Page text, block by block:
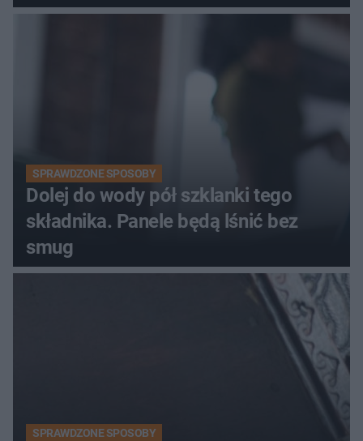
kobiety
SPRAWDZONE SPOSOBY
Dolej do wody pół szklanki tego
składnika. Panele będą lśnić bez
smug
SPRAWDZONE SPOSOBY